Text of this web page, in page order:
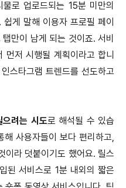
로 업로드되는 15분 미만의
게 말해 이용자 프로필 페이
만이 남게 되는 것이죠. 서비
저 시행될 계획이라고 합니
스타그램 트렌드를 선도하고
려는 시도로 해석될 수 있습
사용자들이 보다 편리하고,
이라 덧붙이기도 했어요. 릴스
된 서비스로 1분 내외의 짧은